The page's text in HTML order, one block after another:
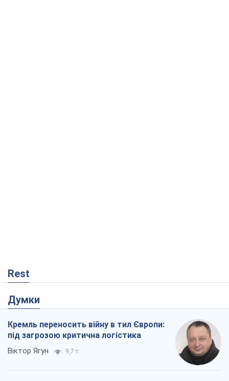
Rest
Думки
Кремль переносить війну в тил Європи:
під загрозою критична логістика
Віктор Ягун 9,7 т.